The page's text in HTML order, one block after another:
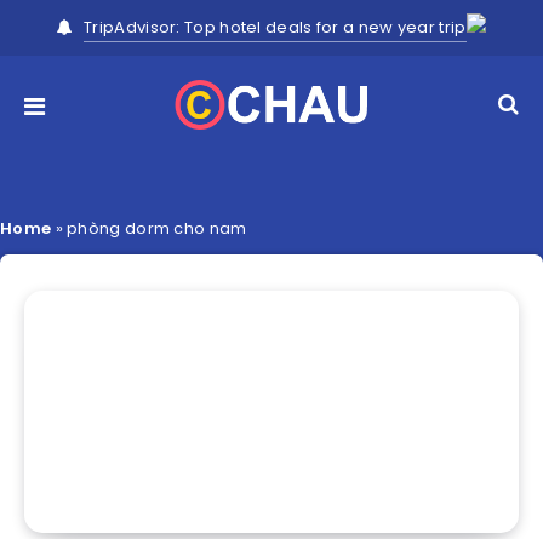
TripAdvisor: Top hotel deals for a new year trip
Home »phòng dorm cho nam